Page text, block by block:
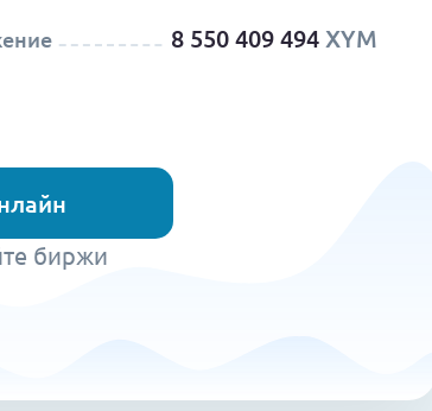
8 550 409 494 XYM
биржи